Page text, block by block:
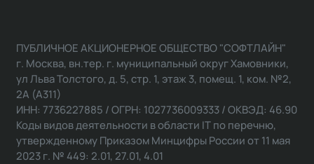
ПУБЛИЧНОЕ АКЦИОНЕРНОЕ ОБЩЕСТВО "СОФТЛАЙН"
г. Москва, вн.тер. г. муниципальный округ Хамовники,
ул Льва Толстого, д. 5, стр. 1, этаж 3, помещ. 1, ком. №2,
2А (А311)
ИНН: 7736227885 / ОГРН: 1027736009333 / ОКВЭД: 46.90
Коды видов деятельности в области IT по перечню,
утвержденному Приказом Минцифры России от 11 мая
2023 г. № 449: 2.01, 27.01, 4.01